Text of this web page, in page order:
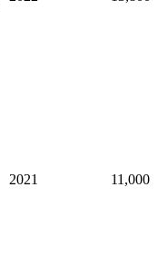
2021 11,000